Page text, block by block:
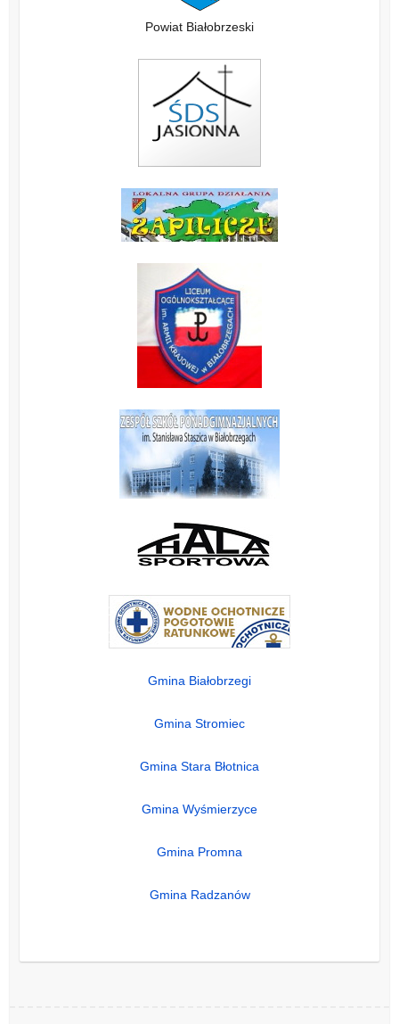
Powiat Białobrzeski
Gmina Białobrzegi
Gmina Stromiec
Gmina Stara Błotnica
Gmina Wyśmierzyce
Gmina Promna
Gmina Radzanów